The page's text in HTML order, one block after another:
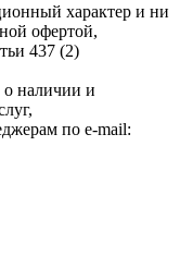
характер и ни
офертой,
437 (2)
наличии и
по e-mail: